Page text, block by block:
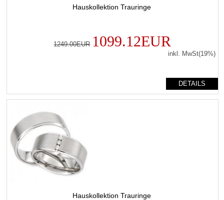
Hauskollektion Trauringe
1249.00EUR 1099.12EUR
inkl. MwSt(19%)
DETAILS
Hauskollektion Trauringe